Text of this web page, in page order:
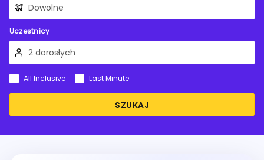
Uczestnicy
SZUKAJ
All Inclusive Last Minute